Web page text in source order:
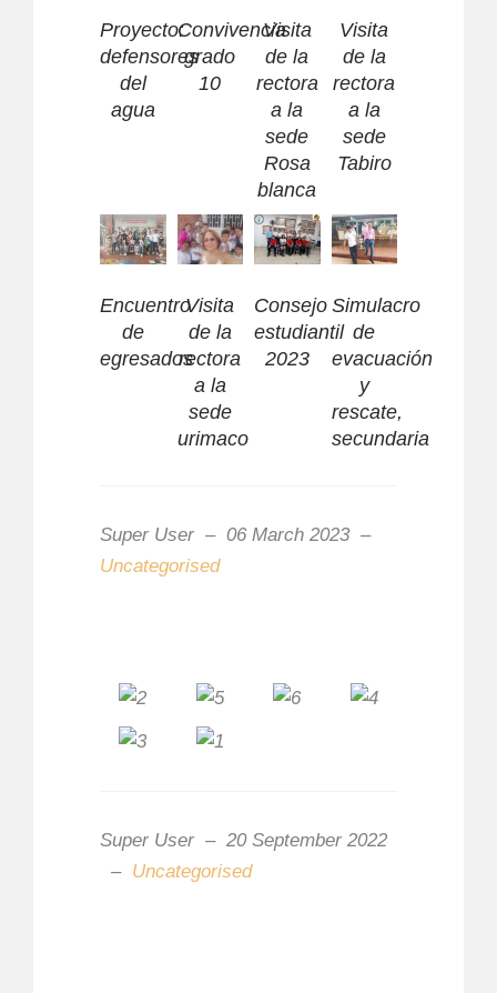
Proyecto:
defensores
del
agua
Convivencia
grado
10
Visita
de la
rectora
a la
sede
Rosa
blanca
Visita
de la
rectora
a la
sede
Tabiro
Encuentro
de
egresados
Visita
de la
rectora
a la
sede
urimaco
Consejo
estudiantil
2023
Simulacro
de
evacuación
y
rescate,
secundaria
Super User
06 March 2023
Uncategorised
Super User
20 September 2022
Uncategorised